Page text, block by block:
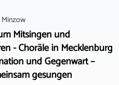
Minzow
Mitsingen und
- Choräle in Mecklenburg
und Gegenwart –
gesungen